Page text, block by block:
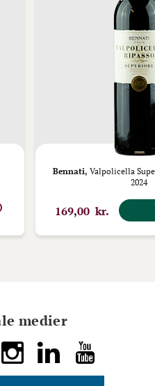
Bennati, Valpolicella
2024
169,00 kr.
medier